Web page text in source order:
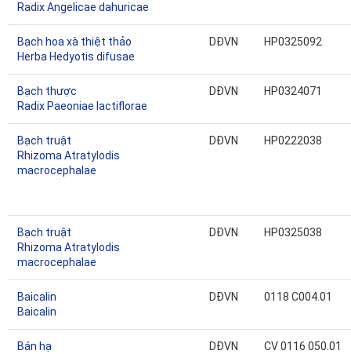
Radix Angelicae dahuricae
Bạch hoa xà thiệt thảo
Herba Hedyotis difusae
DĐVN HP0325092
Bạch thược
Radix Paeoniae lactiflorae
DĐVN HP0324071
Bạch truật
Rhizoma Atratylodis
macrocephalae
DĐVN HP0222038
Bạch truật
Rhizoma Atratylodis
macrocephalae
DĐVN HP0325038
Baicalin
Baicalin
DĐVN 0118 C004.01
Bán hạ
DĐVN CV 0116 050.01